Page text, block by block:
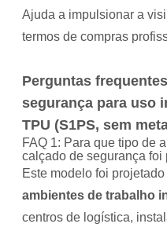
Ajuda a impulsionar a
termos de compras
Perguntas
segurança para uso
TPU (S1PS, sem
FAQ 1: Para que tipo de
calçado de segurança foi
Este modelo foi
ambientes de trabalho
centros de logística,